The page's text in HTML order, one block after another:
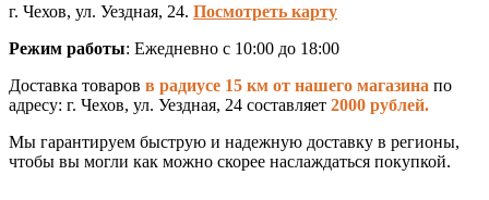
г. Чехов, ул. Уездная, 24. Посмотреть карту
Режим работы: Ежедневно с 10:00 до 18:00
Доставка товаров в радиусе 15 км от нашего магазина по
адресу: г. Чехов, ул. Уездная, 24 составляет 2000 рублей.
Мы гарантируем быструю и надежную доставку в регионы,
чтобы вы могли как можно скорее наслаждаться покупкой.